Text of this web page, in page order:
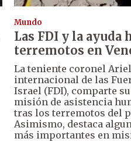
Mundo
Las FDI y la
terremotos en
La teniente coronel
internacional de las
Israel (FDI), comparte
misión de asistencia
tras los terremotos del
Asimismo, destaca
más importantes en